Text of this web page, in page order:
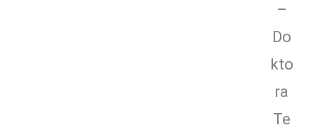
–
Do
kto
ra
Te